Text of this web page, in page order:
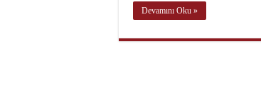
Devamını Oku »